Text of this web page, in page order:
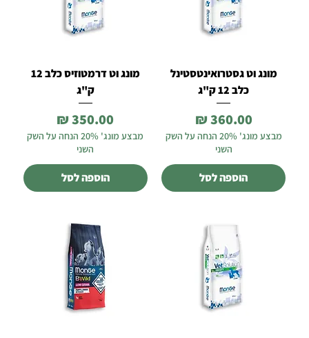
מונג וט גסטרואינטסטינל
כלב 12 ק"ג
מחיר
מבצע מונג' 20% הנחה על השק
השני
הוספה לסל
מונג וט דרמטוזיס כלב 12
ק"ג
מחיר
מבצע מונג' 20% הנחה על השק
השני
הוספה לסל